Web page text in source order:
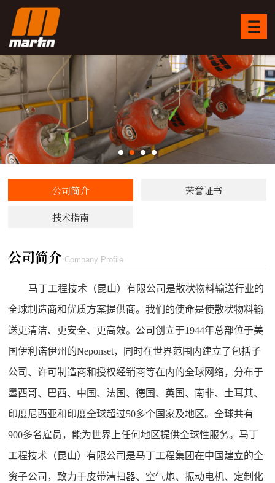
公司简介 荣誉证书
技术指南
公司简介 Company Profile
马丁工程技术（昆山）有限公司是散状物料输送行业的
全球制造商和优质方案提供商。我们的使命是使散状物料输
送更清洁、更安全、更高效。公司创立于1944年总部位于美
国伊利诺伊州的Neponset，同时在世界范围内建立了包括子
公司、许可制造商和授权经销商等在内的全球网络，分布于
墨西哥、巴西、中国、法国、德国、英国、南非、土耳其、
印度尼西亚和印度全球超过50多个国家及地区。全球共有
900多名雇员，能为世界上任何地区提供全球性服务。马丁
工程技术（昆山）有限公司是马丁工程集团在中国建立的全
资子公司，致力于皮带清扫器、空气炮、振动电机、定制化